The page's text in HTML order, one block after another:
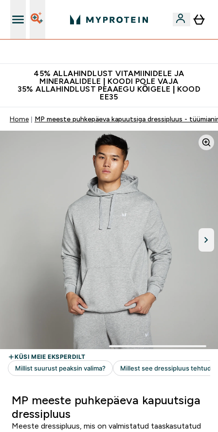
45% ALLAHINDLUST VITAMIINIDELE JA
MINERAALIDELE | KOODI POLE VAJA
35% ALLAHINDLUST PEAAEGU KÕIGELE | KOOD
EE35
Home MP meeste puhkepäeva kapuutsiga dressipluus -
MP meeste puhkepäeva kapuutsiga
dressipluus
Meeste dressipluus, mis on valmistatud taaskasutatud